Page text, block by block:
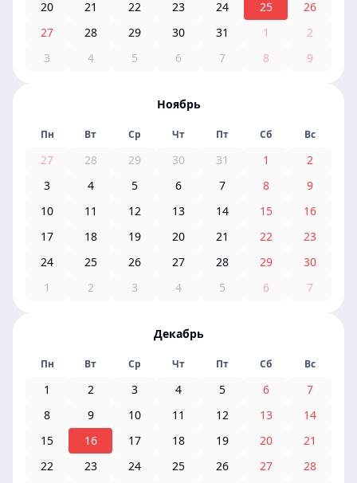
20 21 22 23 24 25
26
27
28 29 30 31 1
2
3
4 5 6 7 8 9
Ноябрь
Пн Вт Ср Чт Пт Сб Вс
27 28 29 30 31 1
2
3
4 5 6 7 8
9
10
11 12 13 14 15
16
17
18 19 20 21 22
23
24
25 26 27 28 29
30
1
2 3 4 5 6 7
Декабрь
Пн Вт Ср Чт Пт Сб Вс
1 2 3 4 5 6
7
8
9 10 11 12 13
14
15
16 17 18 19 20
21
22
23 24 25 26 27
28